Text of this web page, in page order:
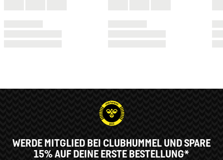
WERDE MITGLIED BEI CLUBHUMMEL UND SPARE
15% AUF DEINE ERSTE BESTELLUNG*